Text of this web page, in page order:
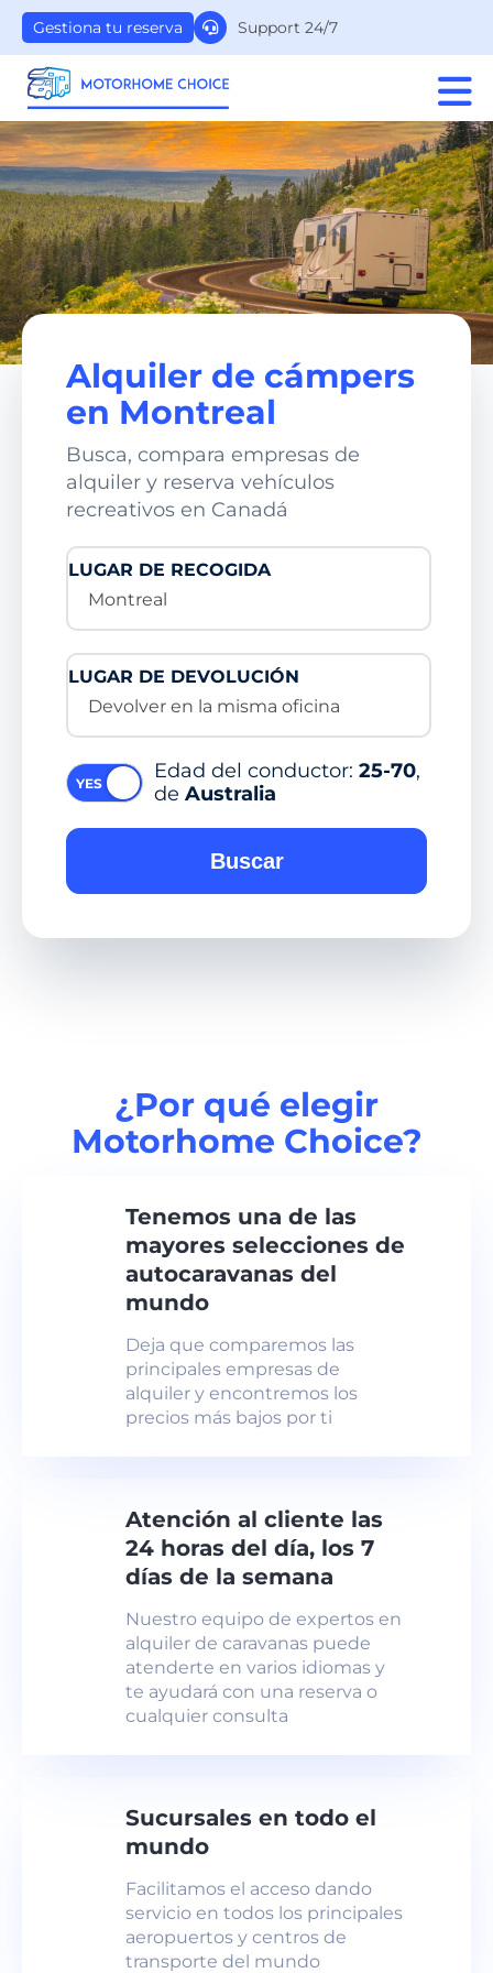
Support 24/7
Gestiona tu reserva
Alquiler de cámpers
en Montreal
Busca, compara empresas de
alquiler y reserva vehículos
recreativos en Canadá
LUGAR DE RECOGIDA
Montreal
LUGAR DE DEVOLUCIÓN
Devolver en la misma oficina
Edad del conductor: 25-70,
de Australia
Buscar
¿Por qué elegir
Motorhome Choice?
Tenemos una de las
mayores selecciones de
autocaravanas del
mundo
Deja que comparemos las
principales empresas de
alquiler y encontremos los
precios más bajos por ti
Atención al cliente las
24 horas del día, los 7
días de la semana
Nuestro equipo de expertos en
alquiler de caravanas puede
atenderte en varios idiomas y
te ayudará con una reserva o
cualquier consulta
Sucursales en todo el
mundo
Facilitamos el acceso dando
servicio en todos los principales
aeropuertos y centros de
transporte del mundo